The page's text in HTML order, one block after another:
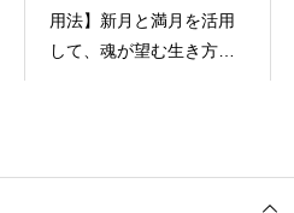
用法】新月と満月を活用
して、魂が望む生き方に